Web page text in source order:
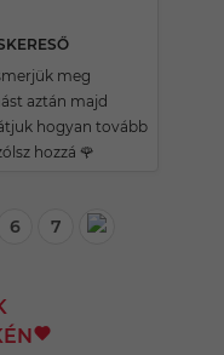
meg
aztán majd
hogyan tovább
hozzá 🌹
6 7